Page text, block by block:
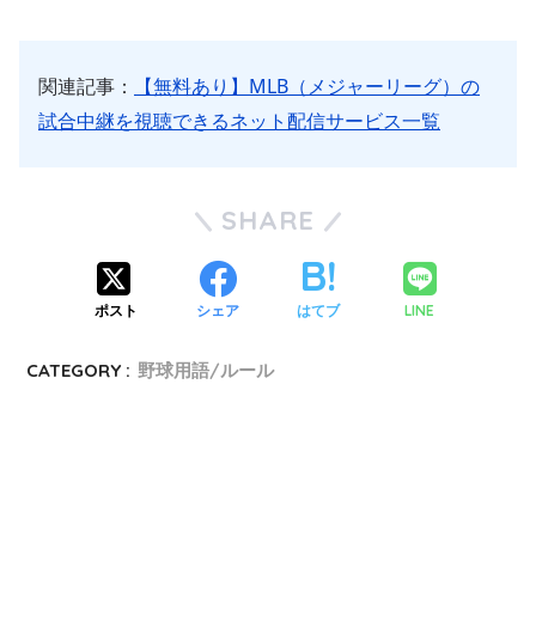
関連記事：
【無料あり】MLB（メジャーリーグ）の
試合中継を視聴できるネット配信サービス一覧
SHARE
ポスト シェア はてブ LINE
CATEGORY : 野球用語/ルール